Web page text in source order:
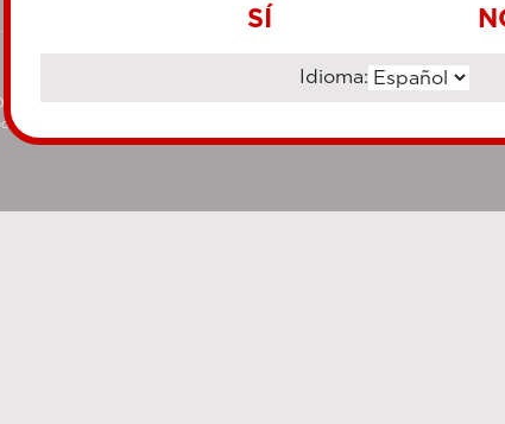
de Shanghai Luzi Enterprise Management
SÍ
Idioma: